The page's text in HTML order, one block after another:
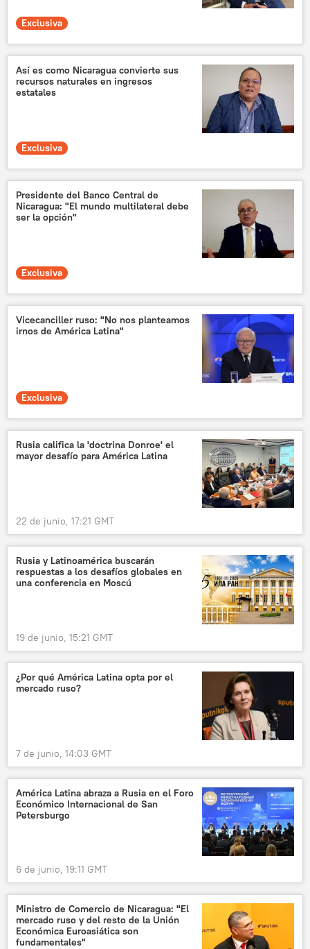
Exclusiva
Así es como Nicaragua convierte sus
recursos naturales en ingresos
estatales
Exclusiva
Presidente del Banco Central de
Nicaragua: "El mundo multilateral debe
ser la opción"
Exclusiva
Vicecanciller ruso: "No nos planteamos
irnos de América Latina"
Exclusiva
Rusia califica la 'doctrina Donroe' el
mayor desafío para América Latina
22 de junio, 17:21 GMT
Rusia y Latinoamérica buscarán
respuestas a los desafíos globales en
una conferencia en Moscú
19 de junio, 15:21 GMT
¿Por qué América Latina opta por el
mercado ruso?
7 de junio, 14:03 GMT
América Latina abraza a Rusia en el Foro
Económico Internacional de San
Petersburgo
6 de junio, 19:11 GMT
Ministro de Comercio de Nicaragua: "El
mercado ruso y del resto de la Unión
Económica Euroasiática son
fundamentales"